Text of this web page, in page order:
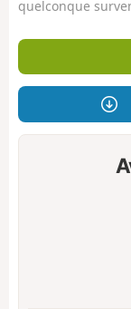
quelconque